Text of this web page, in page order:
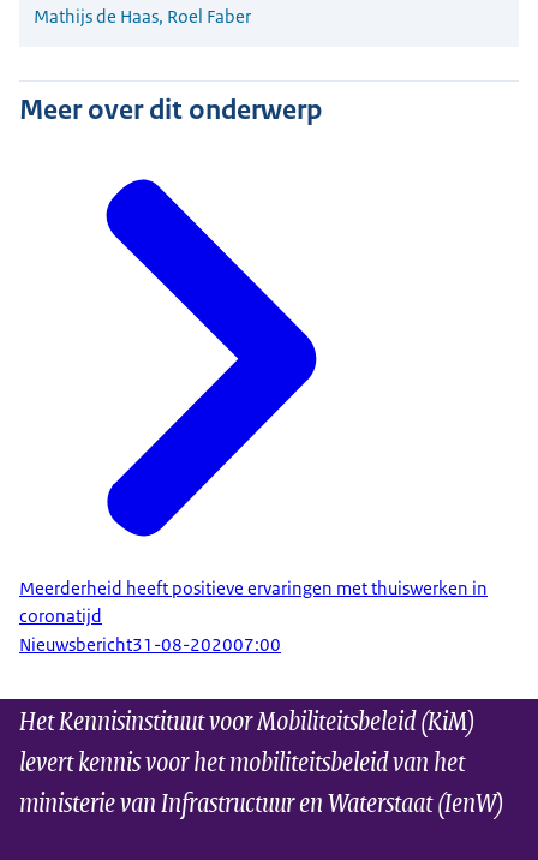
Mathijs de Haas, Roel Faber
Meer over dit onderwerp
Meerderheid heeft positieve ervaringen met thuiswerken in
coronatijd
Nieuwsbericht31-08-202007:00
Het Kennisinstituut voor Mobiliteitsbeleid (KiM)
levert kennis voor het mobiliteitsbeleid van het
ministerie van Infrastructuur en Waterstaat (IenW)